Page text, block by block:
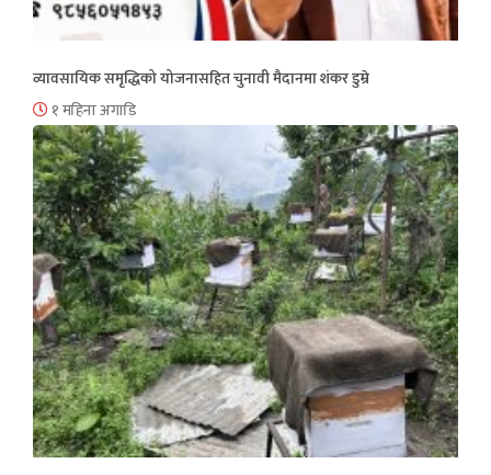
व्यावसायिक समृद्धिको योजनासहित चुनावी मैदानमा शंकर डुम्रे
१ महिना अगाडि